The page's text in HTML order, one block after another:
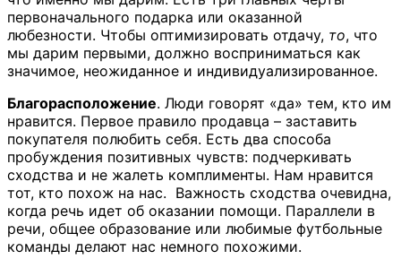
первоначального подарка или оказанной
любезности. Чтобы оптимизировать отдачу, то, что
мы дарим первыми, должно восприниматься как
значимое, неожиданное и индивидуализированное.
Благорасположение. Люди говорят «да» тем, кто им
нравится. Первое правило продавца – заставить
покупателя полюбить себя. Есть два способа
пробуждения позитивных чувств: подчеркивать
сходства и не жалеть комплименты. Нам нравится
тот, кто похож на нас. Важность сходства очевидна,
когда речь идет об оказании помощи. Параллели в
речи, общее образование или любимые футбольные
команды делают нас немного похожими.